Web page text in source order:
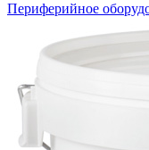
Периферийное